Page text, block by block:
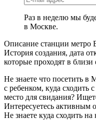
Раз в неделю мы
в Москве.
Описание станции метро
История создания, дата
которые проходят в
Не знаете что посетить в
с ребенком, куда сходить
место для свидания?
Интересуетесь активным
Не знаете куда сходить